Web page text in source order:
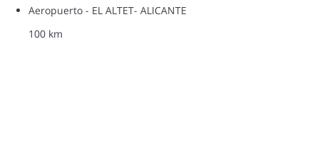
Aeropuerto - EL ALTET- ALICANTE
100 km